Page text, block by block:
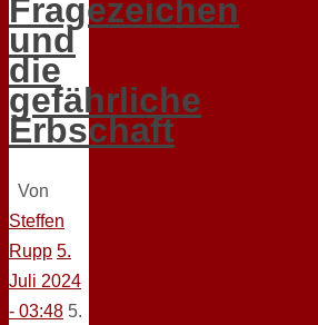
Fragezeichen
und
die
gefährliche
Erbschaft
Von
Steffen
Rupp 5.
Juli 2024
- 03:48 5.